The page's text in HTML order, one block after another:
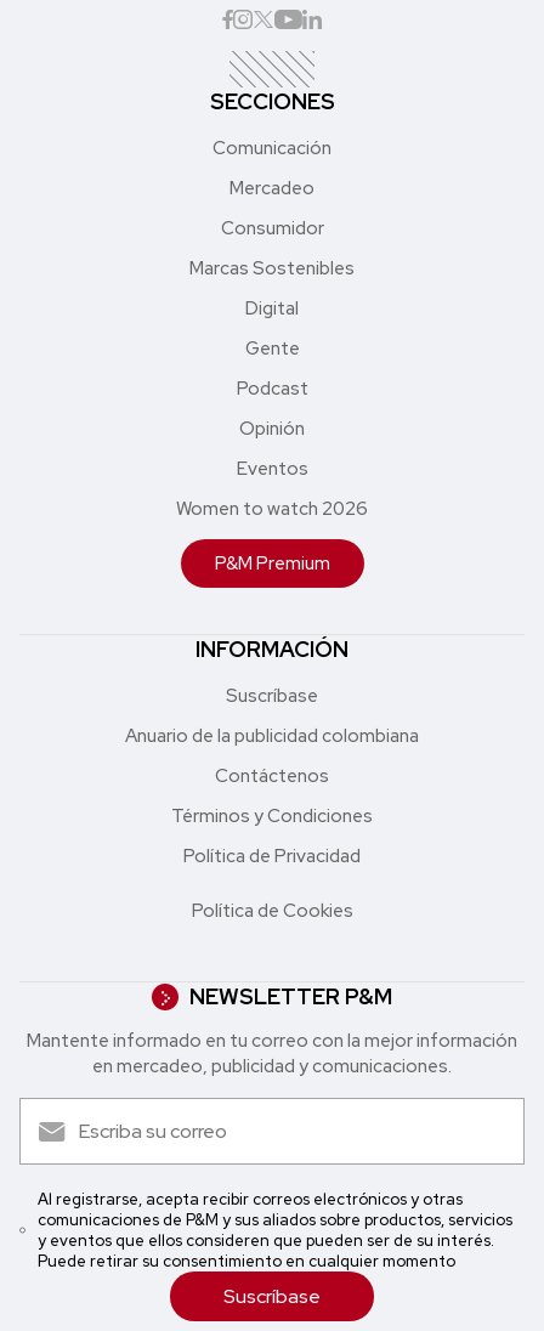
SECCIONES
Comunicación
Mercadeo
Consumidor
Marcas Sostenibles
Digital
Gente
Podcast
Opinión
Eventos
Women to watch 2026
P&M Premium
INFORMACIÓN
Suscríbase
Anuario de la publicidad colombiana
Contáctenos
Términos y Condiciones
Política de Privacidad
Política de Cookies
NEWSLETTER P&M
Mantente informado en tu correo con la mejor in formación
en mercadeo, publicidad y comunicaciones.
Al registrarse, acepta recibir correos electrónicos y otras
comunicaciones de P&M y sus aliados sobre productos, servicios
y eventos que ellos consideren que pueden ser de su interés.
Puede retirar su consentimiento en cualquier momento
Suscríbase